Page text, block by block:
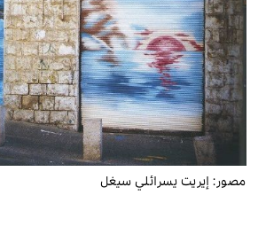
مصور:إيريت يسرائلي سيغل